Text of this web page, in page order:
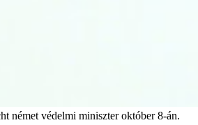
német védelmi miniszter október 8-án.